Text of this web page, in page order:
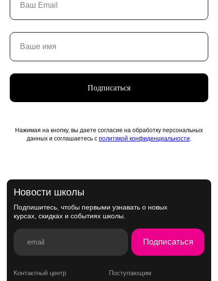
Подписаться
Нажимая на кнопку, вы даете согласие на обработку персональных
данных и соглашаетесь с политикой конфиденциальности.
Мы находимся:
Москва, Центр дизайна Artplay,
ул. Нижняя Сыромятническая, д. 10, стр. 3
Способ оплаты
Политика конфиденциальности
Лицензия